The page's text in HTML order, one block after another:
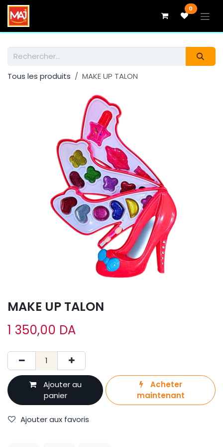
Se rendre au contenu 0
Tous les produits MAKE UP TALON
MAKE UP TALON
1 350,00 DA
Ajouter au
panier
Acheter
maintenant
Ajouter aux favoris